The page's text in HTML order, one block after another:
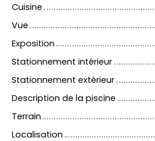
Cuisine
Vue
Exposition
Stationnement intérieur
Stationnement extérieur
Description de la piscine
Terrain
Localisation